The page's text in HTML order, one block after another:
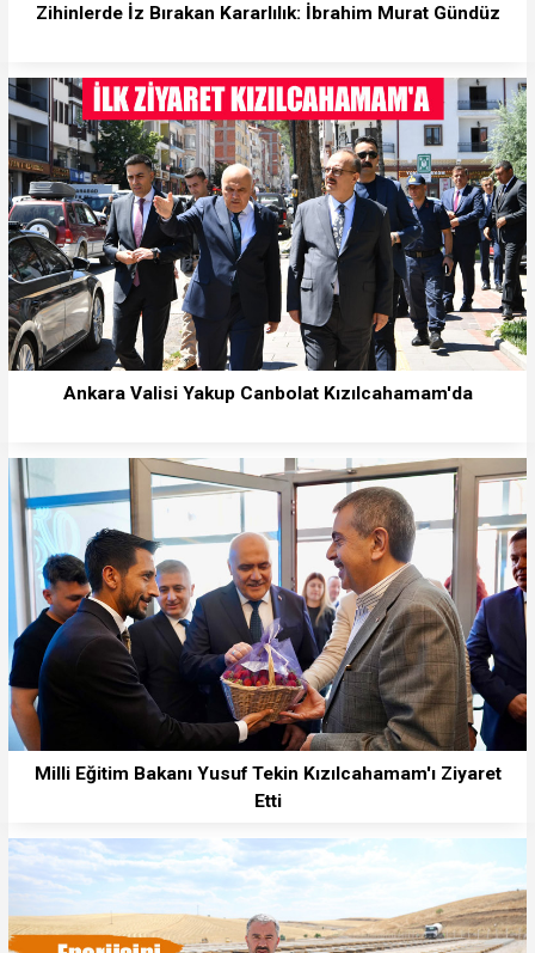
Zihinlerde İz Bırakan Kararlılık: İbrahim Murat Gündüz
Ankara Valisi Yakup Canbolat Kızılcahamam'da
Milli Eğitim Bakanı Yusuf Tekin Kızılcahamam'ı Ziyaret
Etti